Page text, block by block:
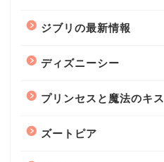
ジブリの最新情報
ディズニーシー
プリンセスと魔法のキス
ズートピア